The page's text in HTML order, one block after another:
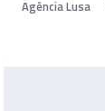
Agência Lusa